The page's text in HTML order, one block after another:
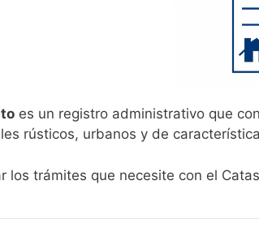
es un registro administrativo que
rústicos, urbanos y de
los trámites que necesite con el